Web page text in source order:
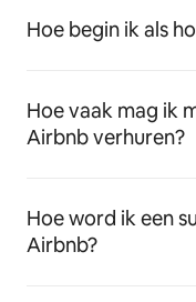
Hoe begin ik als
Hoe vaak mag ik
Airbnb verhuren?
Hoe word ik een
Airbnb?